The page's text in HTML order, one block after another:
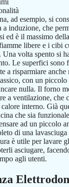
ad esempio, si
a induzione, che
ed è il massimo
libere e i cibi
Una volta spento si
Le superfici sono
a risparmiare
con un piccolo
nulla. Il forno
a ventilazione, che
interno. Già
che sia
ad un piccolo
di una lavasciuga
è utile per lavare
asciugare,
agli utenti.